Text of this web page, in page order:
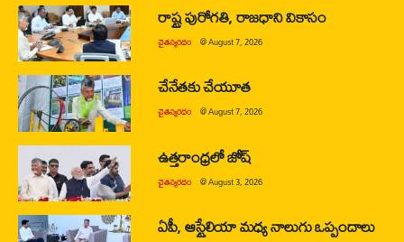
రాష్ట్ర పురోగతి, రాజధాని వికాసం
చైతన్యరధం @August 7, 2026
చేనేతకు చేయూత
చైతన్యరధం @August 7, 2026
ఉత్తరాంధ్రలో జోష్
చైతన్యరధం @August 3, 2026
ఏపీ, ఆస్ట్రేలియా మధ్య నాలుగు ఒప్పందాలు